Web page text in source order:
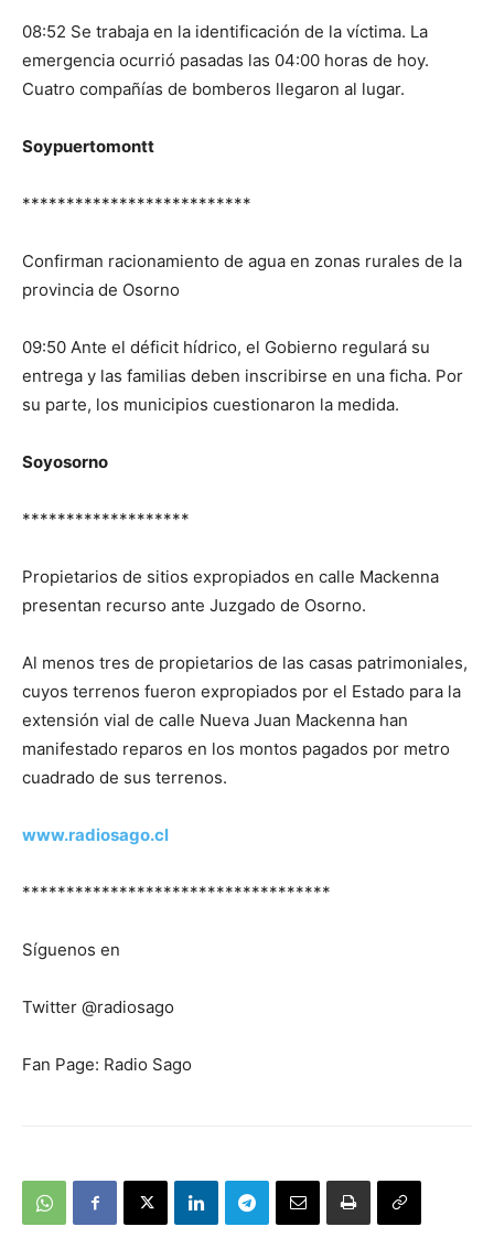
08:52 Se trabaja en la identificación de la víctima. La
emergencia ocurrió pasadas las 04:00 horas de hoy.
Cuatro compañías de bomberos llegaron al lugar.
Soypuertomontt
**************************
Confirman racionamiento de agua en zonas rurales de la
provincia de Osorno
09:50 Ante el déficit hídrico, el Gobierno regulará su
entrega y las familias deben inscribirse en una ficha. Por
su parte, los municipios cuestionaron la medida.
Soyosorno
*******************
Propietarios de sitios expropiados en calle Mackenna
presentan recurso ante Juzgado de Osorno.
Al menos tres de propietarios de las casas patrimoniales,
cuyos terrenos fueron expropiados por el Estado para la
extensión vial de calle Nueva Juan Mackenna han
manifestado reparos en los montos pagados por metro
cuadrado de sus terrenos.
www.radiosago.cl
***********************************
Síguenos en
Twitter @radiosago
Fan Page: Radio Sago